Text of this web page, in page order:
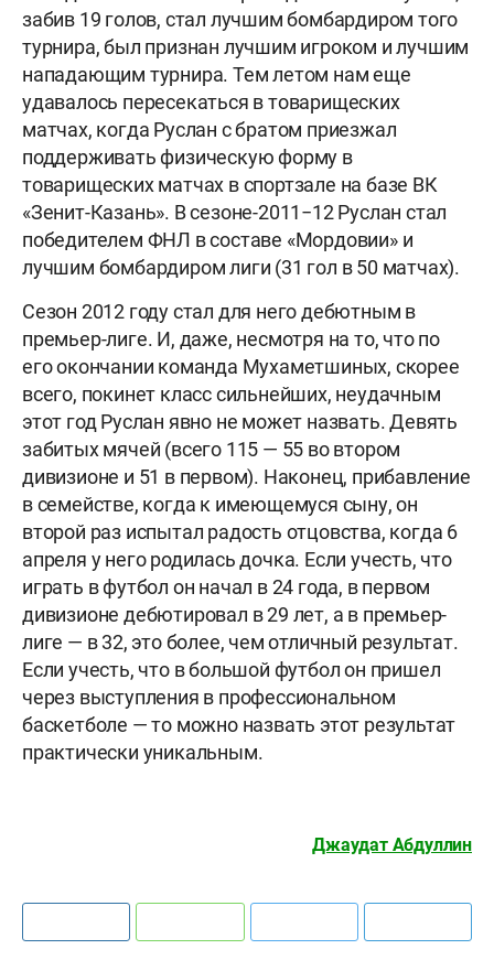
забив 19 голов, стал лучшим бомбардиром того
турнира, был признан лучшим игроком и лучшим
нападающим турнира. Тем летом нам еще
удавалось пересекаться в товарищеских
матчах, когда Руслан с братом приезжал
поддерживать физическую форму в
товарищеских матчах в спортзале на базе ВК
«Зенит-Казань». В сезоне-2011−12 Руслан стал
победителем ФНЛ в составе «Мордовии» и
лучшим бомбардиром лиги (31 гол в 50 матчах).
Сезон 2012 году стал для него дебютным в
премьер-лиге. И, даже, несмотря на то, что по
его окончании команда Мухаметшиных, скорее
всего, покинет класс сильнейших, неудачным
этот год Руслан явно не может назвать. Девять
забитых мячей (всего 115 — 55 во втором
дивизионе и 51 в первом). Наконец, прибавление
в семействе, когда к имеющемуся сыну, он
второй раз испытал радость отцовства, когда 6
апреля у него родилась дочка. Если учесть, что
играть в футбол он начал в 24 года, в первом
дивизионе дебютировал в 29 лет, а в премьер-
лиге — в 32, это более, чем отличный результат.
Если учесть, что в большой футбол он пришел
через выступления в профессиональном
баскетболе — то можно назвать этот результат
практически уникальным.
Джаудат Абдуллин